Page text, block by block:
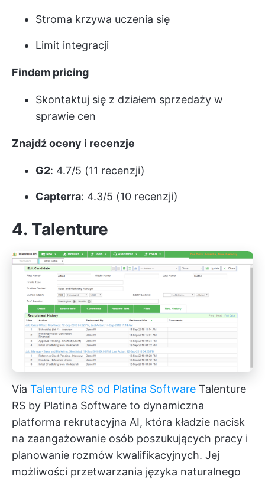
Stroma krzywa uczenia się
Limit integracji
Findem pricing
Skontaktuj się z działem sprzedaży w
sprawie cen
Znajdź oceny i recenzje
G2: 4.7/5 (11 recenzji)
Capterra: 4.3/5 (10 recenzji)
4. Talenture
Via Talenture RS od Platina Software Talenture
RS by Platina Software to dynamiczna
platforma rekrutacyjna AI, która kładzie nacisk
na zaangażowanie osób poszukujących pracy i
planowanie rozmów kwalifikacyjnych. Jej
możliwości przetwarzania języka naturalnego